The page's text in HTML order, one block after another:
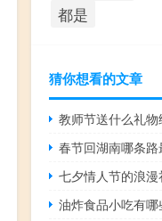
都是
猜你想看的文章
教师节送什么礼
春节回湖南哪条
七夕情人节的浪漫
油炸食品小吃有哪